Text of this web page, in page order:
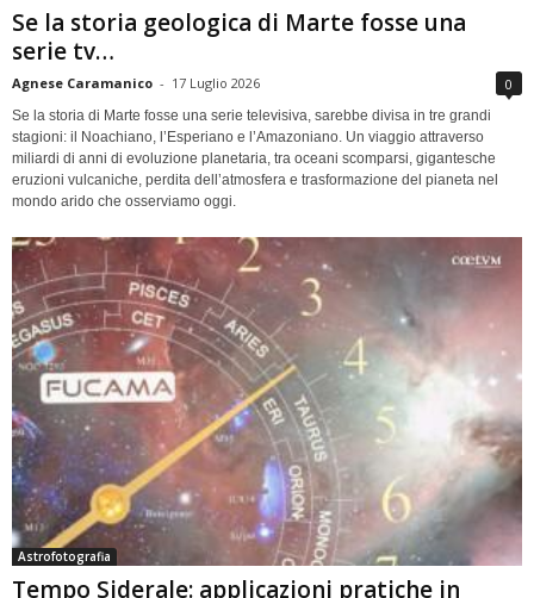
Se la storia geologica di Marte fosse una
serie tv…
Agnese Caramanico - 17 Luglio 2026 0
Se la storia di Marte fosse una serie televisiva, sarebbe divisa in tre grandi
stagioni: il Noachiano, l’Esperiano e l’Amazoniano. Un viaggio attraverso
miliardi di anni di evoluzione planetaria, tra oceani scomparsi, gigantesche
eruzioni vulcaniche, perdita dell’atmosfera e trasformazione del pianeta nel
mondo arido che osserviamo oggi.
Astrofotografia
Tempo Siderale: applicazioni pratiche in